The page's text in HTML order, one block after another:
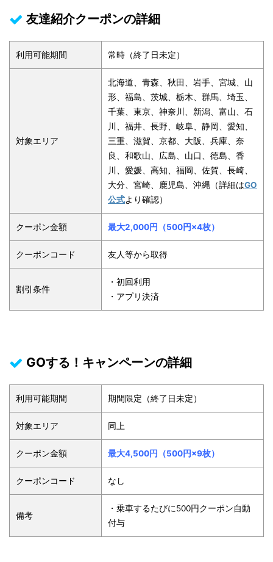
友達紹介クーポンの詳細
利用可能期間 常時（終了日未定）
対象エリア
北海道、青森、秋田、岩手、宮城、山
形、福島、茨城、栃木、群馬、埼玉、
千葉、東京、神奈川、新潟、富山、石
川、福井、長野、岐阜、静岡、愛知、
三重、滋賀、京都、大阪、兵庫、奈
良、和歌山、広島、山口、徳島、香
川、愛媛、高知、福岡、佐賀、長崎、
大分、宮崎、鹿児島、沖縄 （詳細はGO
公式より確認）
クーポン金額 最大2,000円（500円×4枚）
クーポンコード 友人等から取得
割引条件
・初回利用
・アプリ決済
GOする！キャンペーンの詳細
利用可能期間 期間限定（終了日未定）
対象エリア 同上
クーポン金額 最大4,500円（500円×9枚）
クーポンコード なし
備考
・乗車するたびに500円クーポン自動
付与